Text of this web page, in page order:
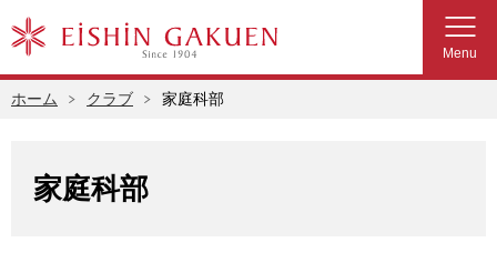
Menu
ホーム クラブ 家庭科部
家庭科部